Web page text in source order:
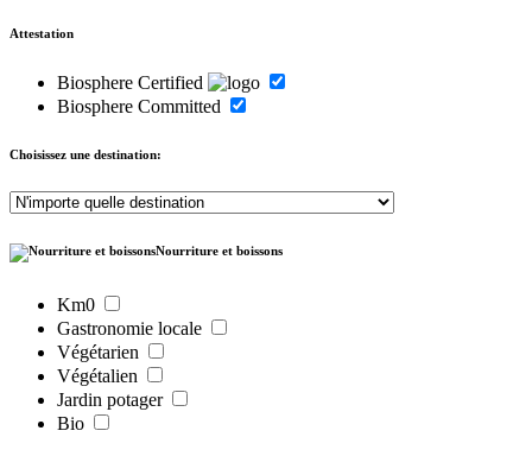
Attestation
Biosphere Certified
Biosphere Committed
Choisissez une destination:
Nourriture et boissons
Km0
Gastronomie locale
Végétarien
Végétalien
Jardin potager
Bio